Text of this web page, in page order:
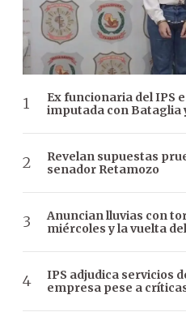
Ex funcionaria del IPS
imputada con Bataglia
Revelan supuestas
senador Retamozo
Anuncian lluvias con
miércoles y la vuelta
IPS adjudica servicios
empresa pese a